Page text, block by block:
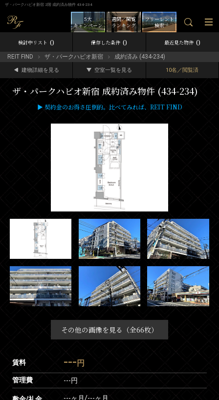
ザ・パークハビオ新宿 2階 成約済み物件 434-234
フリーレント
検索
週間／閲覧
ランキング
5大
キャンペーン
検討中リスト 0 保存した条件 0 最近見た物件 0
REIT FIND ザ・パークハビオ新宿 成約済み (434-234)
建物詳細を見る 空室一覧を見る 10名／閲覧済
ザ・パークハビオ新宿 成約済み物件 (434-234)
▶ 契約金のお得さ圧倒的。比べてみれば、REIT FIND
その他の画像を見る（全66枚）
賃料 --- 円
管理費 ---円
---ヶ月/---ヶ月